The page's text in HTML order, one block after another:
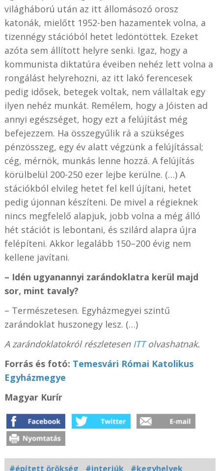
világháború után az itt állomásozó orosz
katonák, mielőtt 1952-ben hazamentek volna, a
tizennégy stációból hetet ledöntöttek. Ezeket
azóta sem állított helyre senki. Igaz, hogy a
kommunista diktatúra éveiben nehéz lett volna a
rongálást helyrehozni, az itt lakó ferencesek
pedig idősek, betegek voltak, nem vállaltak egy
ilyen nehéz munkát. Remélem, hogy a Jóisten ad
annyi egészséget, hogy ezt a felújítást még
befejezzem. Ha összegyűlik rá a szükséges
pénzösszeg, egy év alatt végzünk a felújítással;
cég, mérnök, munkás lenne hozzá. A felújítás
körülbelül 200-250 ezer lejbe kerülne. (…) A
stációkból elvileg hetet fel kell újítani, hetet
pedig újonnan készíteni. De mivel a régieknek
nincs megfelelő alapjuk, jobb volna a még álló
hét stációt is lebontani, és szilárd alapra újra
felépíteni. Akkor legalább 150–200 évig nem
kellene javítani.
– Idén ugyanannyi zarándoklatra kerül majd
sor, mint tavaly?
– Természetesen. Egyházmegyei szintű
zarándoklat huszonegy lesz. (…)
A zarándoklatokról részletesen ITTolvashatnak.
Forrás és fotó: Temesvári Római Katolikus
Egyházmegye
Magyar Kurír
#épített örökség #interjúk #kegyhelyek